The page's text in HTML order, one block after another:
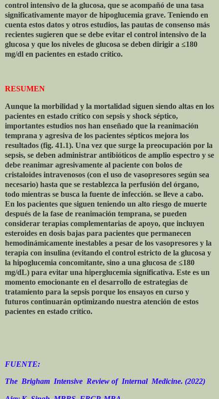
control intensivo de la glucosa, que se acompañó de una tasa
significativamente mayor de hipoglucemia grave. Teniendo en
cuenta estos datos y otros estudios, las pautas de consenso más
recientes sugieren que se debe evitar el control intensivo de la
glucosa y que los niveles de glucosa se deben dirigir a ≤180
mg/dl en pacientes en estado crítico.
RESUMEN
Aunque la morbilidad y la mortalidad siguen siendo altas en los
pacientes en estado crítico con sepsis y shock séptico,
importantes estudios nos han enseñado que la reanimación
temprana y agresiva de los pacientes sépticos mejora los
resultados (fig. 41.1). Una vez que surge la preocupación por la
sepsis, se deben administrar antibióticos de amplio espectro y se
debe reanimar agresivamente al paciente con bolos de
cristaloides intravenosos (con el uso de vasopresores según sea
necesario) hasta que se restablezca la perfusión del órgano,
todo mientras se busca la fuente de infección. se lleve a cabo.
En los pacientes que siguen teniendo un alto riesgo de muerte
después de la fase de reanimación temprana, se pueden
considerar terapias complementarias de apoyo, que incluyen
esteroides en dosis bajas para pacientes que permanecen
hemodinámicamente inestables a pesar de los vasopresores y la
terapia con insulina (evitando el control estricto de la glucosa y
la hipoglucemia concomitante, sino a una glucosa de ≤180
mg/dL) para evitar una hiperglucemia significativa. Este es un
momento emocionante en el desarrollo de estrategias de
tratamiento para la sepsis porque los ensayos en curso y
futuros continuarán optimizando nuestra atención de estos
pacientes en estado crítico.
FUENTE:
The Brigham Intensive Review of Internal Medicine. (2022)